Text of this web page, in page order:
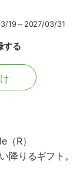
19～2027/03/31
する
R）
降りるギフト。